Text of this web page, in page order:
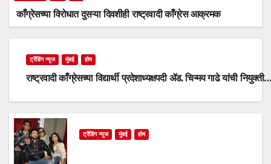
काँग्रेसच्या विरोधात दुसऱ्या दिवशीही राष्ट्रवादी काँग्रेस आक्रमक
ट्रेंडिंग न्यूज मुंबई होम
राष्ट्रवादी काँग्रेसच्या विद्यार्थी प्रदेशाध्यक्षपदी ॲड. चिन्मय गाढे यांची नियुक्ती…
ट्रेंडिंग न्यूज मुंबई होम